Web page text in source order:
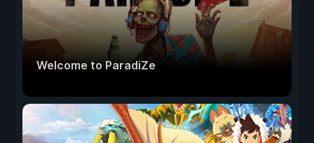
Welcome to ParadiZe